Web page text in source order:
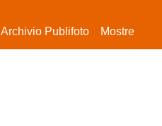
Archivio Publifoto Mostre